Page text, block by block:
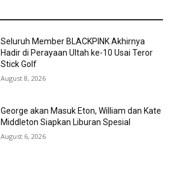
Seluruh Member BLACKPINK Akhirnya
Hadir di Perayaan Ultah ke-10 Usai Teror
Stick Golf
August 8, 2026
George akan Masuk Eton, William dan Kate
Middleton Siapkan Liburan Spesial
August 6, 2026